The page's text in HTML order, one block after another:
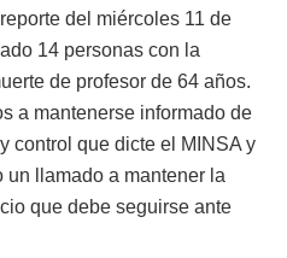
del miércoles 11 de
14 personas con la
de profesor de 64 años.
a mantenerse informado de
control que dicte el MINSA y
llamado a mantener la
que debe seguirse ante